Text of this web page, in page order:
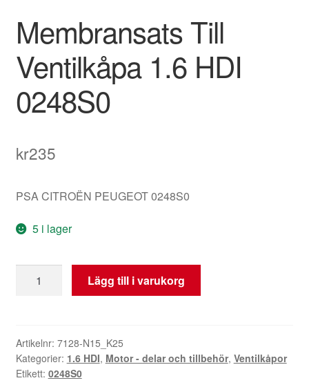
Världsomspännande frakt
Villkor
Membransats Till
Ventilkåpa 1.6 HDI
0248S0
kr235
PSA CITROËN PEUGEOT 0248S0
5 i lager
HDI
0248S0
mängd
Lägg till i varukorg
Artikelnr: 7128-N15_K25
Kategorier: 1.6 HDI, Motor - delar och tillbehör, Ventilkåpor
Etikett: 0248S0